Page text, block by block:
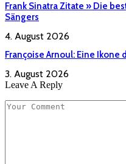
Frank Sinatra Zitate » Die
Sängers
4. August 2026
Françoise Arnoul: Eine Ikone
3. August 2026
Leave A Reply